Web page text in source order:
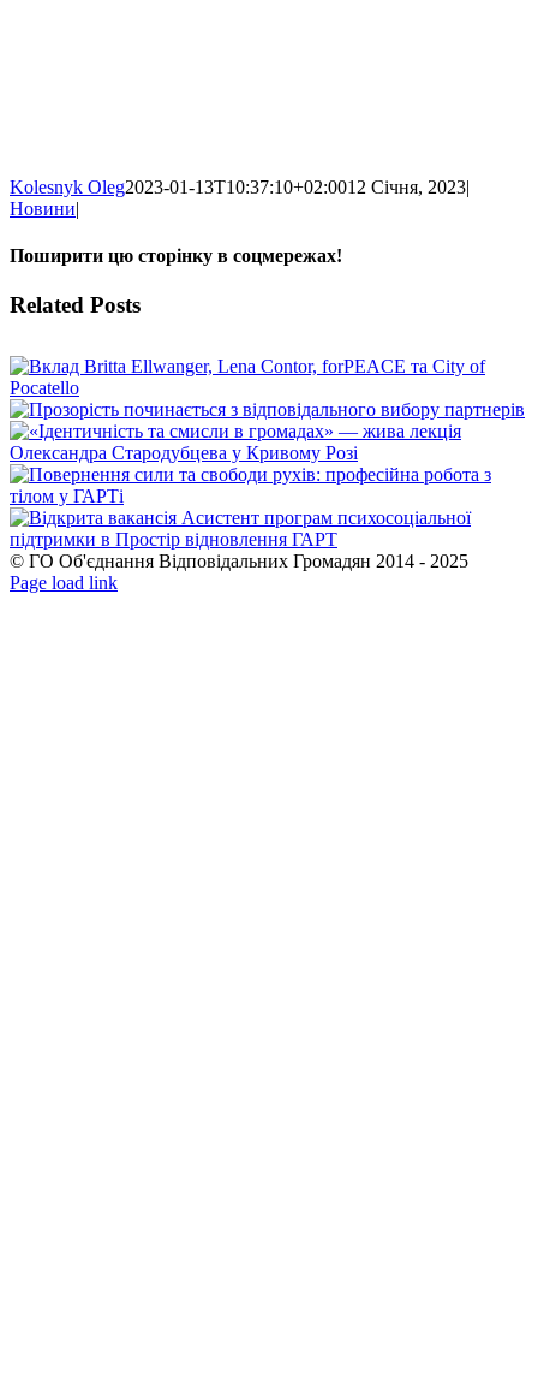
Kolesnyk Oleg2023-01-13T10:37:10+02:0012 Січня, 2023|
Новини|
Поширити цю сторінку в соцмережах!
Facebook
X
WhatsApp
Telegram
Related Posts
© ГО Об'єднання Відповідальних Громадян 2014 - 2025
Facebook
YouTube
Page load link